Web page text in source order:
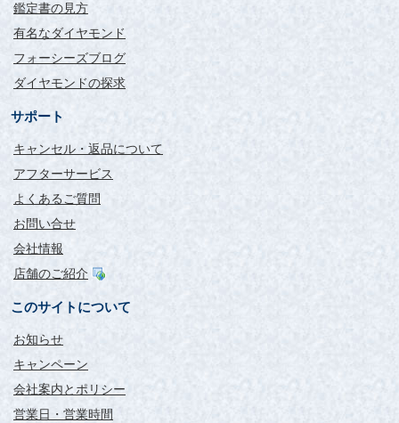
鑑定書の見方
有名なダイヤモンド
フォーシーズブログ
ダイヤモンドの探求
サポート
キャンセル・返品について
アフターサービス
よくあるご質問
お問い合せ
会社情報
店舗のご紹介
このサイトについて
お知らせ
キャンペーン
会社案内とポリシー
営業日・営業時間